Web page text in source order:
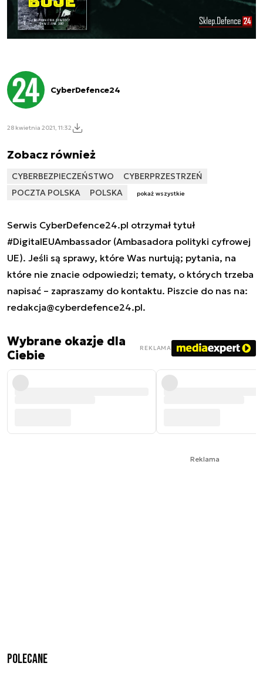
CyberDefence24
28 kwietnia 2021, 11:32
Zobacz również
CYBERBEZPIECZEŃSTWO
CYBERPRZESTRZEŃ
POCZTA POLSKA
POLSKA pokaż wszystkie
Serwis CyberDefence24.pl otrzymał tytuł
#DigitalEUAmbassador (Ambasadora polityki cyfrowej
UE). Jeśli są sprawy, które Was nurtują; pytania, na
które nie znacie odpowiedzi; tematy, o których trzeba
napisać – zapraszamy do kontaktu. Piszcie do nas na:
redakcja@cyberdefence24.pl.
Wybrane okazje dla
Ciebie
REKLAMA
Reklama
Polecane